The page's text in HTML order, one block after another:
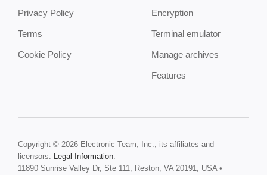
Privacy Policy
Terms
Cookie Policy
Encryption
Terminal emulator
Manage archives
Features
Copyright © 2026 Electronic Team, Inc., its affiliates and
licensors. Legal Information.
11890 Sunrise Valley Dr, Ste 111, Reston, VA 20191, USA •